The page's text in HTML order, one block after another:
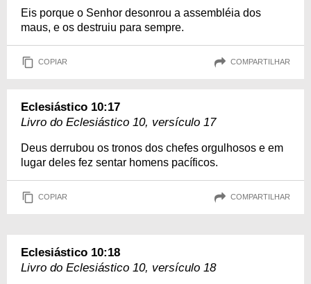
Eis porque o Senhor desonrou a assembléia dos
maus, e os destruiu para sempre.
COPIAR COMPARTILHAR
Eclesiástico 10:17
Livro do Eclesiástico 10, versículo 17
Deus derrubou os tronos dos chefes orgulhosos e em
lugar deles fez sentar homens pacíficos.
COPIAR COMPARTILHAR
Eclesiástico 10:18
Livro do Eclesiástico 10, versículo 18